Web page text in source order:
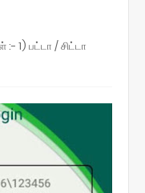
1) பட்டா / சிட்டா